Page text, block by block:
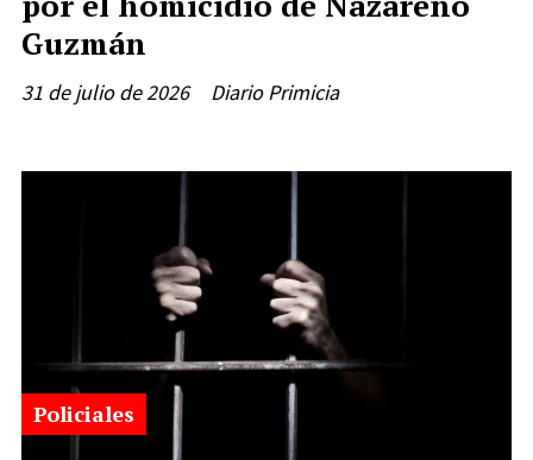
Guzmán
Diario Primicia
31 de julio de 2026
Policiales